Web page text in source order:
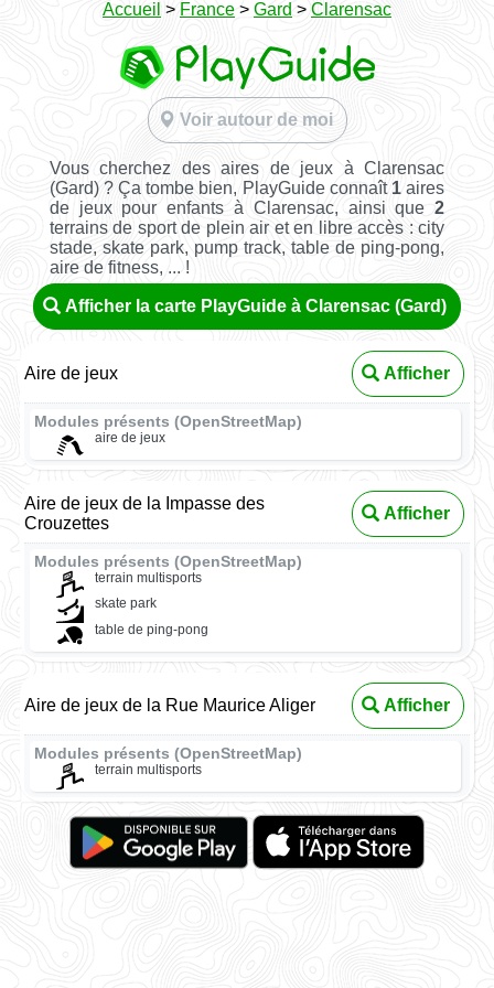
Accueil > France > Gard > Clarensac
Voir autour de moi
Vous cherchez des aires de jeux à Clarensac
(Gard) ? Ça tombe bien, PlayGuide connaît 1 aires
de jeux pour enfants à Clarensac, ainsi que2
terrains de sport de plein air et en libre accès : city
stade, skate park, pump track, table de ping-pong,
aire de fitness, ... !
Afficher la carte PlayGuide à Clarensac (Gard)
Aire de jeux Afficher
Modules présents (OpenStreetMap)
aire de jeux
Aire de jeux de la Impasse des
Crouzettes
Afficher
Modules présents (OpenStreetMap)
terrain multisports
skate park
table de ping-pong
Aire de jeux de la Rue Maurice Aliger Afficher
Modules présents (OpenStreetMap)
terrain multisports